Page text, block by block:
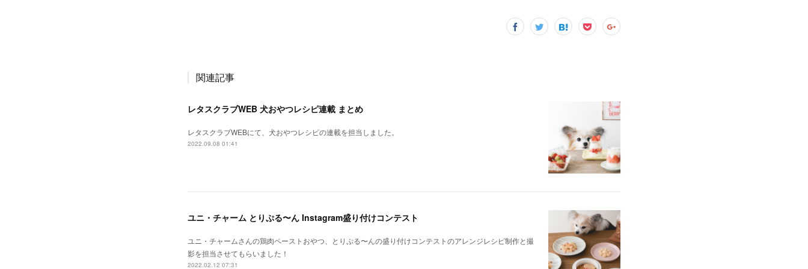
関連記事
レタスクラブWEB 犬おやつレシピ連載 まとめ
レタスクラブWEBにて、犬おやつレシピの連載を担当しました。
2022.09.08 01:41
ユニ・チャーム とりぷる〜ん Instagram盛り付けコンテスト
ユニ・チャームさんの鶏肉ペーストおやつ、とりぷる〜んの盛り付けコンテストのアレンジレシピ制作と撮
影を担当させてもらいました！
2022.02.12 07:31